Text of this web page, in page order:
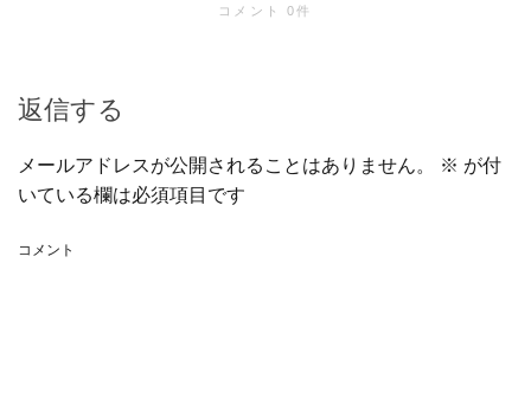
コメント 0件
返信する
メールアドレスが公開されることはありません。 ※ が付
いている欄は必須項目です
コメント